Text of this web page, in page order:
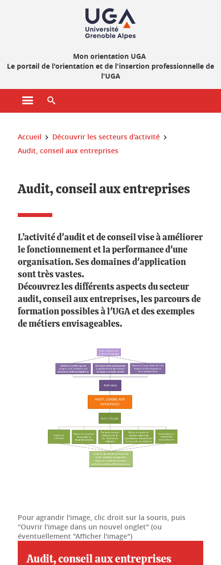
Mon orientation UGA
Le portail de l'orientation et de l'insertion professionnelle de
l'UGA
Ouvrir le menu principal
Vous êtes ici :
Accueil
Découvrir les secteurs d'activité
Audit, conseil aux entreprises
Audit, conseil aux entreprises
L’activité d'audit et de conseil vise à améliorer
le fonctionnement et la performance d'une
organisation. Ses domaines d'application
sont très vastes.
Découvrez les différents aspects du secteur
audit, conseil aux entreprises, les parcours de
formation possibles à l'UGA et des exemples
de métiers envisageables.
Pour agrandir l'image, clic droit sur la souris, puis
"Ouvrir l'image dans un nouvel onglet" (ou
éventuellement "Afficher l'image")
Audit, conseil aux entreprises